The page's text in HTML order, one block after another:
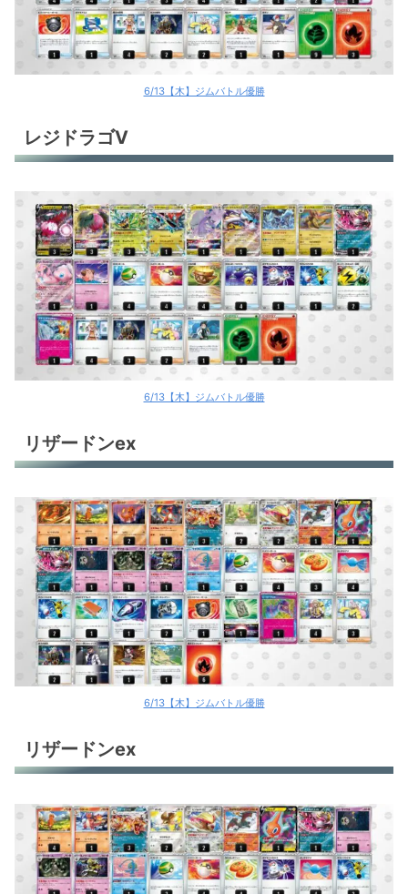
6/13【木】ジムバトル優勝
レジドラゴV
6/13【木】ジムバトル優勝
リザードンex
6/13【木】ジムバトル優勝
リザードンex